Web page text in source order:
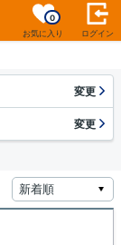
お気に入り
0
ログイン
変更
変更